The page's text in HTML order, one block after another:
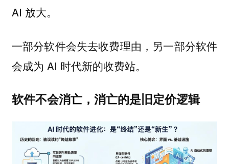
AI 放大。
一部分软件会失去收费理由，另一部分软件
会成为 AI 时代新的收费站。
软件不会消亡，消亡的是旧定价逻辑